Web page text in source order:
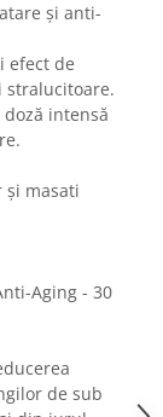
și anti-
efect de
stralucitoare.
intensă
și masati
Aging - 30
de sub